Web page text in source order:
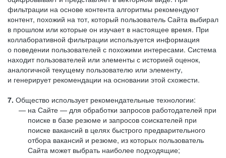
фильтрации на основе контента алгоритмы рекомендуют
контент, похожий на тот, который пользователь Сайта выбирал
в прошлом или которые он изучает в настоящее время. При
коллаборативной фильтрации используется информация
о поведении пользователей с похожими интересами. Система
находит пользователей или элементы с историей оценок,
аналогичной текущему пользователю или элементу,
и генерирует рекомендации на основании этой схожести.
7. Общество использует рекомендательные технологии:
на Сайте — для обработки запросов работодателей при
поиске в базе резюме и запросов соискателей при
поиске вакансий в целях быстрого предварительного
отбора вакансий и резюме, из которых пользователь
Сайта может выбрать наиболее подходящие;